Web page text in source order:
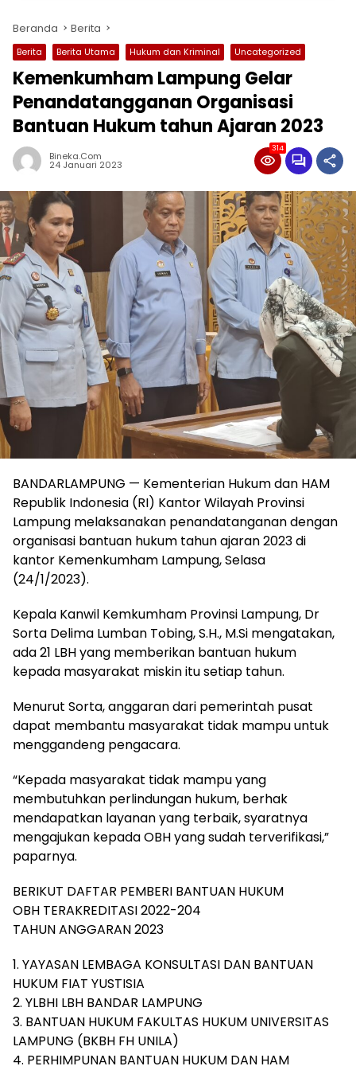
Beranda Berita
Berita Berita Utama Hukum dan Kriminal Uncategorized
Kemenkumham Lampung Gelar
Penandatangganan Organisasi
Bantuan Hukum tahun Ajaran 2023
Bineka.com
24 Januari 2023
314
BANDARLAMPUNG — Kementerian Hukum dan HAM
Republik Indonesia (RI) Kantor Wilayah Provinsi
Lampung melaksanakan penandatanganan dengan
organisasi bantuan hukum tahun ajaran 2023 di
kantor Kemenkumham Lampung, Selasa
(24/1/2023).
Kepala Kanwil Kemkumham Provinsi Lampung, Dr
Sorta Delima Lumban Tobing, S.H., M.Si mengatakan,
ada 21 LBH yang memberikan bantuan hukum
kepada masyarakat miskin itu setiap tahun.
Menurut Sorta, anggaran dari pemerintah pusat
dapat membantu masyarakat tidak mampu untuk
menggandeng pengacara.
“Kepada masyarakat tidak mampu yang
membutuhkan perlindungan hukum, berhak
mendapatkan layanan yang terbaik, syaratnya
mengajukan kepada OBH yang sudah terverifikasi,”
paparnya.
BERIKUT DAFTAR PEMBERI BANTUAN HUKUM
OBH TERAKREDITASI 2022-204
TAHUN ANGGARAN 2023
1. YAYASAN LEMBAGA KONSULTASI DAN BANTUAN
HUKUM FIAT YUSTISIA
2. YLBHI LBH BANDAR LAMPUNG
3. BANTUAN HUKUM FAKULTAS HUKUM UNIVERSITAS
LAMPUNG (BKBH FH UNILA)
4. PERHIMPUNAN BANTUAN HUKUM DAN HAM